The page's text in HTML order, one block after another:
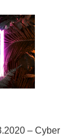
– Cyber